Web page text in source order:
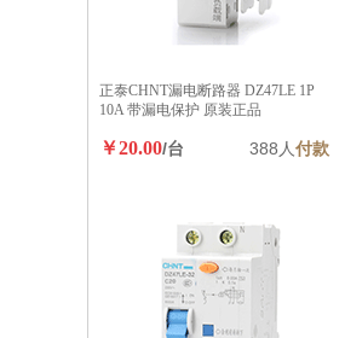
正泰CHNT漏电断路器 DZ47LE 1P
10A 带漏电保护 原装正品
￥20.00/台 388人付款